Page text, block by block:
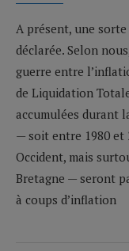
A présent, une
déclarée. Selon
guerre entre
de Liquidation
accumulées durant
— soit entre 1980 et
Occident, mais
Bretagne — seront
à coups d’inflation